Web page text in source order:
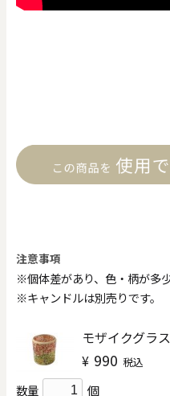
注意事項
※個体差があり、色・柄が多
※キャンドルは別売りです。
モザイクグラ
¥ 990 税込
数量 個